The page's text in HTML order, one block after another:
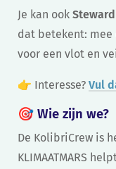
Je kan ook
dat betekent: mee
voor een vlot en
👉 Interesse? Vul
🎯 Wie zijn we?
De KolibriCrew is
KLIMAATMARS